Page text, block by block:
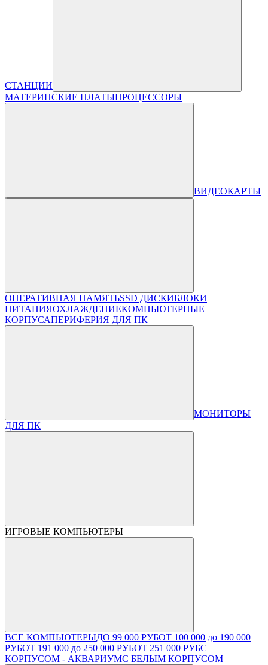
СТАНЦИИ
МАТЕРИНСКИЕ ПЛАТЫПРОЦЕССОРЫ
ВИДЕОКАРТЫ
ОПЕРАТИВНАЯ ПАМЯТЬSSD ДИСКИБЛОКИ
ПИТАНИЯОХЛАЖДЕНИЕКОМПЬЮТЕРНЫЕ
КОРПУСАПЕРИФЕРИЯ ДЛЯ ПК
МОНИТОРЫ
ДЛЯ ПК
ИГРОВЫЕ КОМПЬЮТЕРЫ
ВСЕ КОМПЬЮТЕРЫДО 99 000 РУБОТ 100 000 до 190 000
РУБОТ 191 000 до 250 000 РУБОТ 251 000 РУБС
КОРПУСОМ - АКВАРИУМС БЕЛЫМ КОРПУСОМ